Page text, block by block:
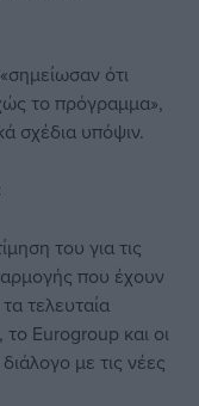
ότι
το πρόγραμμα»,
σχέδια υπόψιν.
του για τις
που έχουν
τελευταία
Eurogroup και οι
με τις νέες